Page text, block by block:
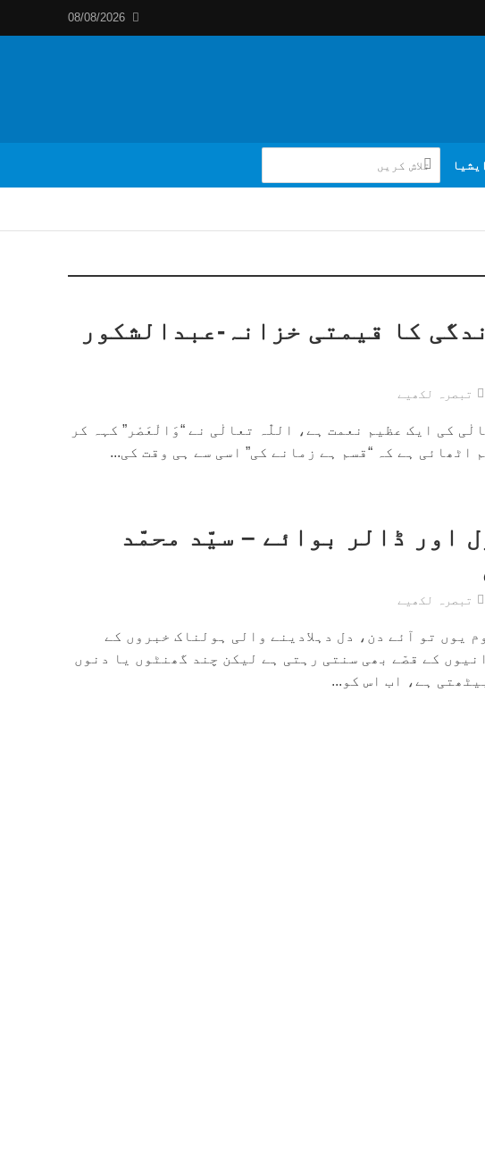
08/08/2026
کا قیمتی خزانہ-عبدالشکور
تبصرہ لکھیے
کی ایک عظیم نعمت ہے، اللّٰہ تعالٰی نے “وَالْعَصْر” کہہ کر
اٹھائی ہے کہ “قسم ہے زمانے کی” اسی سے ہی وقت کی...
اور ڈالر بوائے – سیّد محمّد
تبصرہ لکھیے
یوں تو آئے دن، دل دہلادینے والی ہولناک خبروں کے
کے قصّے بھی سنتی رہتی ہے لیکن چند گھنٹوں یا دنوں
ہے، اب اس کو...